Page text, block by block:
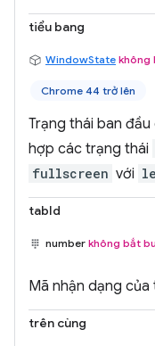
tiểu bang
WindowState không
Chrome 44 trở lên
Trạng thái ban
hợp các trạng thái
fullscreen với
tabId
number không bắt
Mã nhận dạng
trên cùng